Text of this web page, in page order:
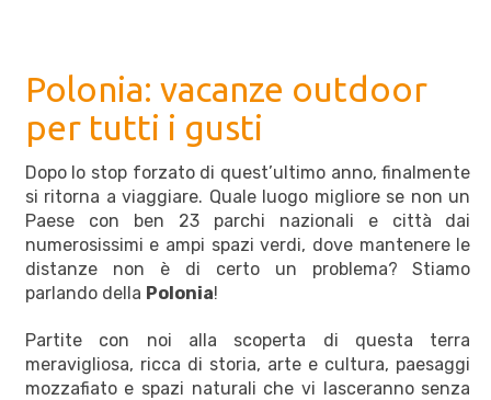
Polonia: vacanze outdoor
per tutti i gusti
Dopo lo stop forzato di quest’ultimo anno, finalmente
si ritorna a viaggiare. Quale luogo migliore se non un
Paese con ben 23 parchi nazionali e città dai
numerosissimi e ampi spazi verdi, dove mantenere le
distanze non è di certo un problema? Stiamo
parlando della Polonia!
Partite con noi alla scoperta di questa terra
meravigliosa, ricca di storia, arte e cultura, paesaggi
mozzafiato e spazi naturali che vi lasceranno senza